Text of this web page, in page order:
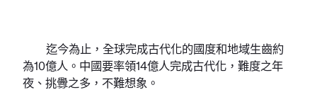
迄今為止，全球完成古代化的國度和地域生齒約
為10億人。中國要率領14億人完成古代化，難度之年
夜、挑釁之多，不難想象。